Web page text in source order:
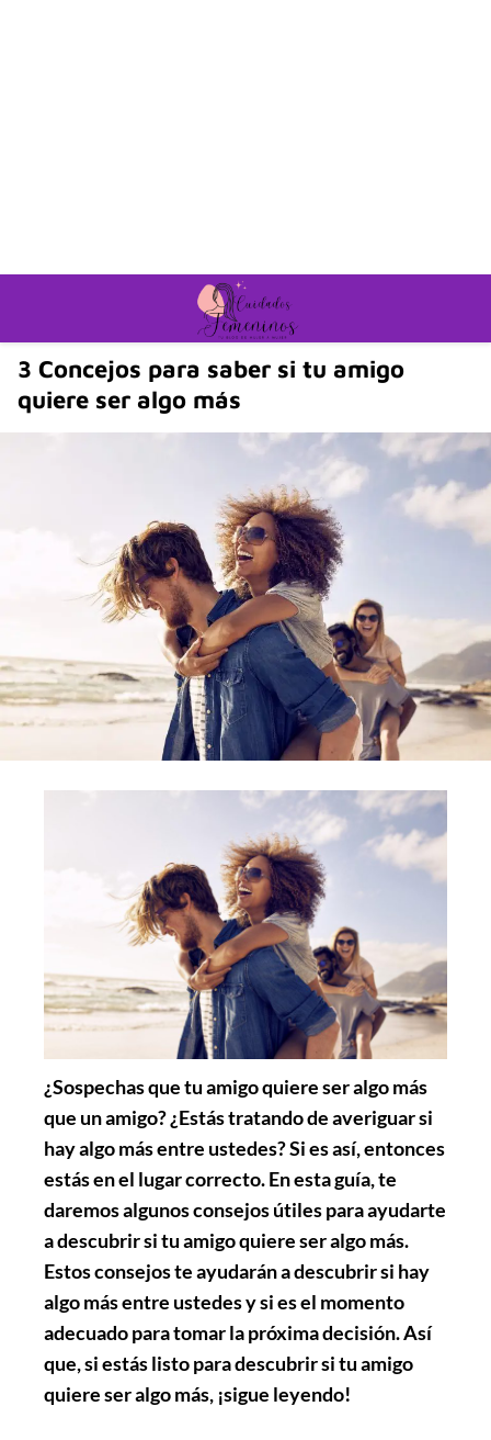
3 Concejos para saber si tu amigo
quiere ser algo más
¿Sospechas que tu amigo quiere ser algo más
que un amigo? ¿Estás tratando de averiguar si
hay algo más entre ustedes? Si es así, entonces
estás en el lugar correcto. En esta guía, te
daremos algunos consejos útiles para ayudarte
a descubrir si tu amigo quiere ser algo más.
Estos consejos te ayudarán a descubrir si hay
algo más entre ustedes y si es el momento
adecuado para tomar la próxima decisión. Así
que, si estás listo para descubrir si tu amigo
quiere ser algo más, ¡sigue leyendo!